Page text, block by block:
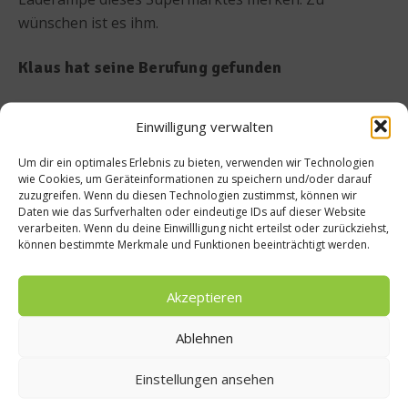
Einwilligung verwalten
Um dir ein optimales Erlebnis zu bieten, verwenden wir Technologien
wie Cookies, um Geräteinformationen zu speichern und/oder darauf
zuzugreifen. Wenn du diesen Technologien zustimmst, können wir
Daten wie das Surfverhalten oder eindeutige IDs auf dieser Website
verarbeiten. Wenn du deine Einwillligung nicht erteilst oder zurückziehst,
können bestimmte Merkmale und Funktionen beeinträchtigt werden.
Akzeptieren
Ablehnen
Einstellungen ansehen
wünschen ist es ihm.
Klaus hat seine Berufung gefunden
Die Mitarbeiter der Münchner Tafel, sowohl die über
450 ehrenamtlichen als auch die festangestellten, tun
also Gutes, müssen dafür aber manchmal im Müll der
Laderampen wühlen. Dieses Gefühl werde ich erst
einmal nicht mehr los. Doch Klaus hat sich dem
Anschein nach daran gewöhnt, freut sich, wenn ein
Laden viel Ware übrig hat und nimmt das in Kauf.
Denn dadurch können mehr Menschen mit
Lebensmitteln versorgt werden: „Ich arbeite gerne mit
und für Menschen.“, sagt er nicht ohne spürbaren
Frohnatur, hat seine Berufung gefunden. Vor Jahren